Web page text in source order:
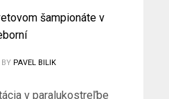
šampionáte v
BY PAVEL BILIK
v paralukostreľbe